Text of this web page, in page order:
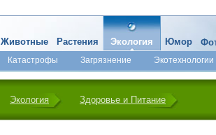
Животные Растения Экология
Катастрофы Загрязнение Экотехнологии
Юмор
Экология Здоровье и Питание